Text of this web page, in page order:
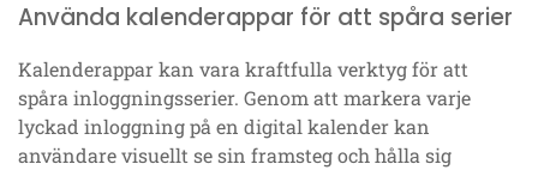
Använda kalenderappar för att spåra serier
Kalenderappar kan vara kraftfulla verktyg för att
spåra inloggningsserier. Genom att markera varje
lyckad inloggning på en digital kalender kan
användare visuellt se sin framsteg och hålla sig